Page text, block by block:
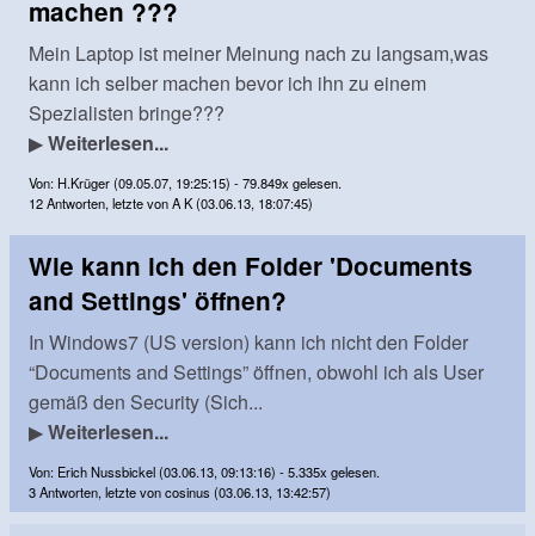
machen ???
Mein Laptop ist meiner Meinung nach zu langsam,was
kann ich selber machen bevor ich ihn zu einem
Spezialisten bringe???
▶Weiterlesen...
Von: H.Krüger (09.05.07, 19:25:15) - 79.849x gelesen.
12 Antworten, letzte von A K (03.06.13, 18:07:45)
Wie kann ich den Folder 'Documents
and Settings' öffnen?
In Windows7 (US version) kann ich nicht den Folder
“Documents and Settings” öffnen, obwohl ich als User
gemäß den Security (Sich...
▶Weiterlesen...
Von: Erich Nussbickel (03.06.13, 09:13:16) - 5.335x gelesen.
3 Antworten, letzte von cosinus (03.06.13, 13:42:57)